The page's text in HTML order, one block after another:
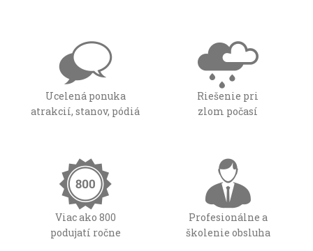
Ucelená ponuka
atrakcií, stanov, pódiá
Riešenie pri
zlom počasí
Viac ako 800
podujatí ročne
Profesionálne a
školenie obsluha